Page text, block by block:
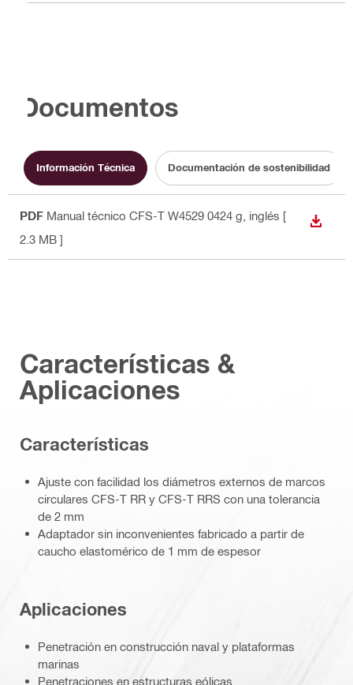
Documentos
Información Técnica Documentación de sostenibilidad
PDF Manual técnico CFS-T W4529 0424 g , inglés [
2.3 MB ]
Características &
Aplicaciones
Características
Ajuste con facilidad los diámetros externos de marcos
circulares CFS-T RR y CFS-T RRS con una tolerancia
de 2 mm
Adaptador sin inconvenientes fabricado a partir de
caucho elastomérico de 1 mm de espesor
Aplicaciones
Penetración en construcción naval y plataformas
marinas
Penetraciones en estructuras eólicas